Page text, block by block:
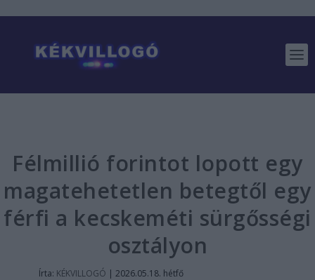
Félmillió forintot lopott egy
magatehetetlen betegtől egy
férfi a kecskeméti sürgősségi
osztályon
Írta: KÉKVILLOGÓ | 2026.05.18. hétfő